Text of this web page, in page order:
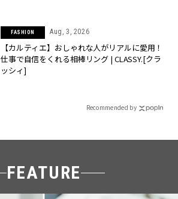
FASHION Aug, 3, 2026
【カルティエ】おしゃれな人がリアルに愛用！
仕事で自信をくれる相棒リング | CLASSY.[クラ
ッシィ]
Recommended by
FEATURE